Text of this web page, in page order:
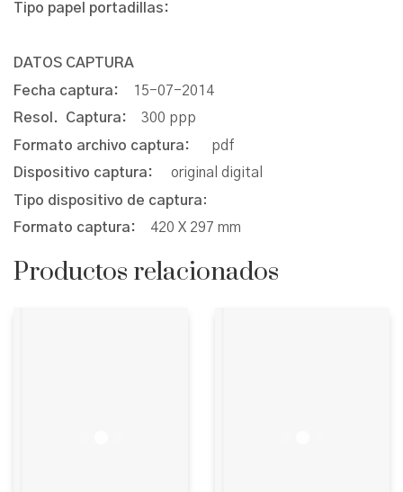
Tipo papel portadillas:
DATOS CAPTURA
Fecha captura:
15-07-2014
Resol. Captura: 300 ppp
Formato archivo captura: pdf
Dispositivo captura: original digital
Tipo dispositivo de captura:
Formato captura: 420 X 297 mm
Productos relacionados